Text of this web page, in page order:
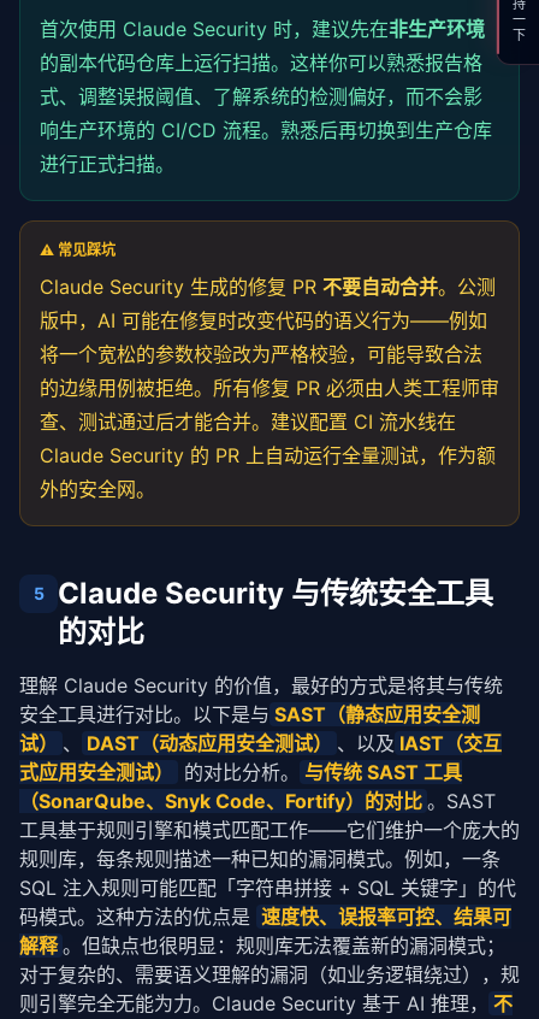
首次使用 Claude Security 时，建议先在非生产环境
的副本代码仓库上运行扫描。这样你可以熟悉报告格
式、调整误报阈值、了解系统的检测偏好，而不会影
响生产环境的 CI/CD 流程。熟悉后再切换到生产仓库
进行正式扫描。
⚠️ 常见踩坑
Claude Security 生成的修复 PR 不要自动合并。公测
版中，AI 可能在修复时改变代码的语义行为——例如
将一个宽松的参数校验改为严格校验，可能导致合法
的边缘用例被拒绝。所有修复 PR 必须由人类工程师审
查、测试通过后才能合并。建议配置 CI 流水线在
Claude Security 的 PR 上自动运行全量测试，作为额
外的安全网。
5
Claude Security 与传统安全工具
的对比
理解 Claude Security 的价值，最好的方式是将其与传统
安全工具进行对比。以下是与 SAST（静态应用安全测
试）
、 DAST（动态应用安全测试） 、以及 IAST（交互
式应用安全测试）
的对比分析。
与传统 SAST 工具
（SonarQube、Snyk Code、Fortify）的对比 。SAST
工具基于规则引擎和模式匹配工作——它们维护一个庞大的
规则库，每条规则描述一种已知的漏洞模式。例如，一条
SQL 注入规则可能匹配「字符串拼接 + SQL 关键字」的代
码模式。这种方法的优点是 速度快、误报率可控、结果可
解释 。但缺点也很明显：规则库无法覆盖新的漏洞模式；
对于复杂的、需要语义理解的漏洞（如业务逻辑绕过），规
则引擎完全无能为力。Claude Security 基于 AI 推理，
不